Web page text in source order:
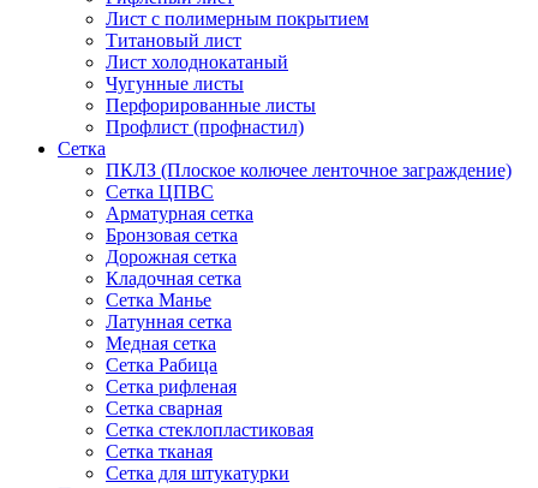
Лист с полимерным покрытием
Титановый лист
Лист холоднокатаный
Чугунные листы
Перфорированные листы
Профлист (профнастил)
Сетка
ПКЛЗ (Плоское колючее ленточное заграждение)
Сетка ЦПВС
Арматурная сетка
Бронзовая сетка
Дорожная сетка
Кладочная сетка
Сетка Манье
Латунная сетка
Медная сетка
Сетка Рабица
Сетка рифленая
Сетка сварная
Сетка стеклопластиковая
Сетка тканая
Сетка для штукатурки